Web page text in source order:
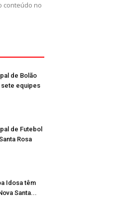
conteúdo no
de Bolão
sete equipes
de Futebol
Rosa
Idosa têm
Santa...